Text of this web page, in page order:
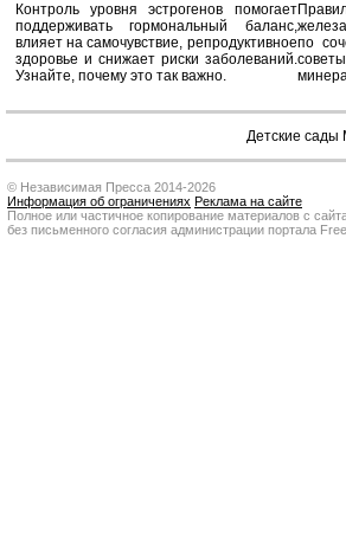
Контроль уровня эстрогенов помогает
поддерживать гормональный баланс,
влияет на самочувствие, репродуктивное
здоровье и снижает риски заболеваний.
Узнайте, почему это так важно.
по
Детские сады
© Независимая Пресса 2014-2026
Информация об ограничениях Реклама на сайте
Полное или частичное копирование материалов с
без письменного согласия администрации портала